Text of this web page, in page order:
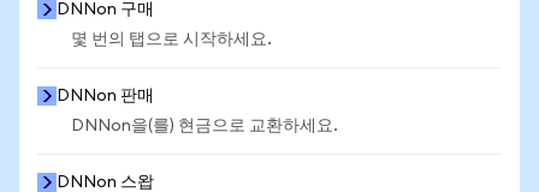
DNNon 구매
몇 번의 탭으로 시작하세요.
DNNon 판매
DNNon을(를) 현금으로 교환하세요.
DNNon 스왑